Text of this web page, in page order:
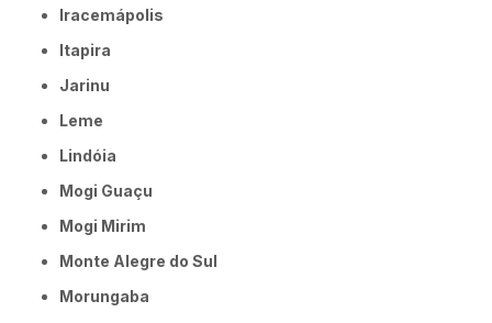
Iracemápolis
Itapira
Jarinu
Leme
Lindóia
Mogi Guaçu
Mogi Mirim
Monte Alegre do Sul
Morungaba